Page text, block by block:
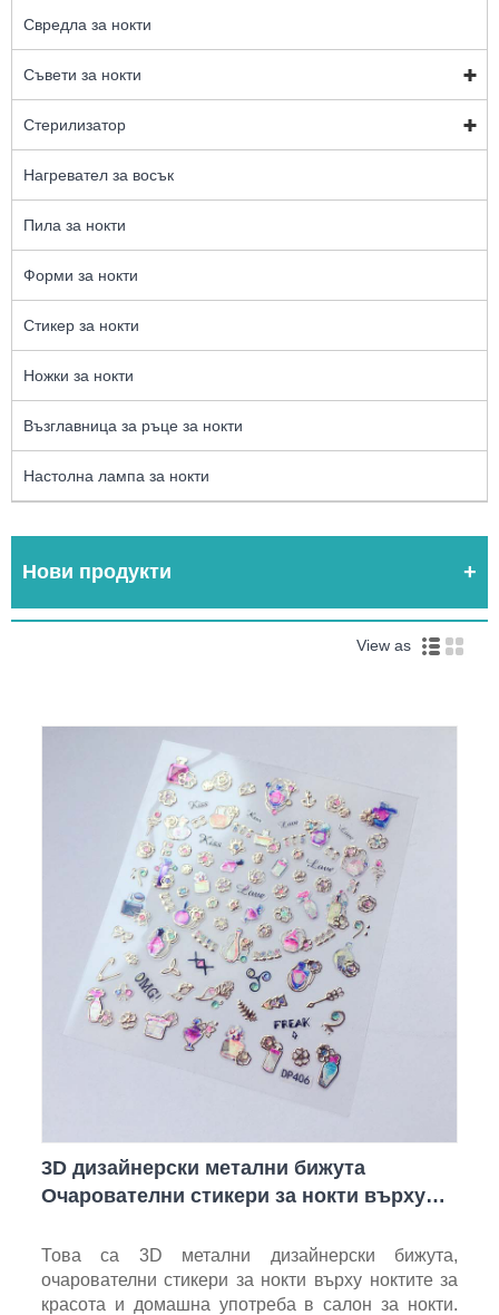
Свредла за нокти
Съвети за нокти
Стерилизатор
Нагревател за восък
Пила за нокти
Форми за нокти
Стикер за нокти
Ножки за нокти
Възглавница за ръце за нокти
Настолна лампа за нокти
Нови продукти
View as
3D дизайнерски метални бижута
Очарователни стикери за нокти върху
Това са 3D метални дизайнерски бижута,
очарователни стикери за нокти върху ноктите за
красота и домашна употреба в салон за нокти.